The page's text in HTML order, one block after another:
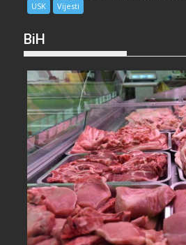
USK Vijesti
BiH